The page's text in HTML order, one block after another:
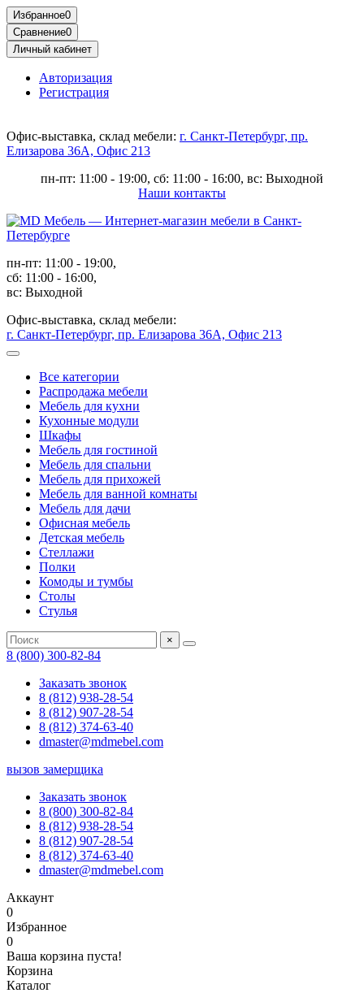
Избранное0
Сравнение0
Личный кабинет
Авторизация
Регистрация
Офис-выставка, склад мебели: г. Санкт-Петербург, пр.
Елизарова 36А, Офис 213
пн-пт: 11:00 - 19:00, сб: 11:00 - 16:00, вс: Выходной
Наши контакты
пн-пт: 11:00 - 19:00,
сб: 11:00 - 16:00,
вс: Выходной
Офис-выставка, склад мебели:
г. Санкт-Петербург, пр. Елизарова 36А, Офис 213
Все категории
Распродажа мебели
Мебель для кухни
Кухонные модули
Шкафы
Мебель для гостиной
Мебель для спальни
Мебель для прихожей
Мебель для ванной комнаты
Мебель для дачи
Офисная мебель
Детская мебель
Стеллажи
Полки
Комоды и тумбы
Столы
Стулья
×
8 (800) 300-82-84
Заказать звонок
8 (812) 938-28-54
8 (812) 907-28-54
8 (812) 374-63-40
dmaster@mdmebel.com
вызов замерщика
Заказать звонок
8 (800) 300-82-84
8 (812) 938-28-54
8 (812) 907-28-54
8 (812) 374-63-40
dmaster@mdmebel.com
Аккаунт
0
Избранное
0
Ваша корзина пуста!
Корзина
Каталог